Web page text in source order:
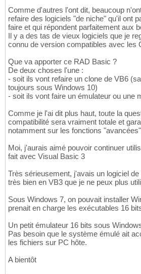
Comme d'autres l'ont dit, beaucoup
refaire des logiciels "de niche" qu'il ont
faire et qui répondent parfaitement aux
Il y a des tas de vieux logiciels que je
connu de version compatibles avec les
Que va apporter ce RAD Basic ?
De deux choses l'une :
- soit ils vont refaire un clone de VB6
toujours sous Windows 10)
- soit ils vont faire un émulateur ou une
Comme je l'ai dit plus haut, toute la
compatibilité sera vraiment totale et
notamment sur les fonctions "avancées"
Moi, j'aurais aimé pouvoir continuer
fait avec Visual Basic 3
Très sérieusement, j'avais un logiciel
très bien en VB3 que je ne peux plus
Sous Windows 7, on pouvait installer
prenait en charge les exécutables 16
Un petit émulateur 16 bits sous
Pas besoin que le système émulé ait
les fichiers sur PC hôte.
A bientôt